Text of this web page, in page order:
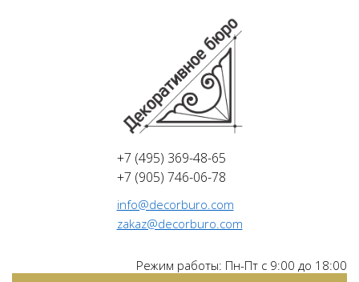
+7 (495) 369-48-65
+7 (905) 746-06-78
info@decorburo.com
zakaz@decorburo.com
Режим работы: Пн-Пт с 9:00 до 18:00